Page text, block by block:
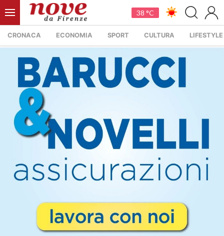
38 °C
CRONACA ECONOMIA SPORT CULTURA LIFESTYLE